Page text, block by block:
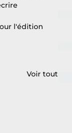
l'édition
Voir tout